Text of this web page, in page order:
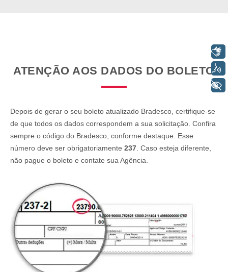
ATENÇÃO AOS DADOS DO BOLETO
Depois de gerar o seu boleto atualizado Bradesco, certifique-se
de que todos os dados correspondem a sua solicitação. Confira
sempre o código do Bradesco, conforme destaque. Esse
número deve ser obrigatoriamente 237. Caso esteja diferente,
não pague o boleto e contate sua Agência.
Voz